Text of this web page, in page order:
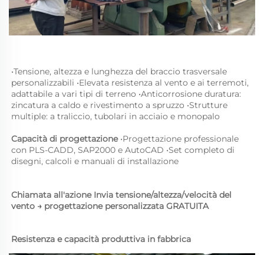
•Tensione, altezza e lunghezza del braccio trasversale
personalizzabili •Elevata resistenza al vento e ai terremoti,
adattabile a vari tipi di terreno •Anticorrosione duratura:
zincatura a caldo e rivestimento a spruzzo •Strutture
multiple: a traliccio, tubolari in acciaio e monopalo
Capacità di progettazione •Progettazione professionale
con PLS-CADD, SAP2000 e AutoCAD •Set completo di
disegni, calcoli e manuali di installazione
Chiamata all'azione Invia tensione/altezza/velocità del
vento → progettazione personalizzata GRATUITA
Resistenza e capacità produttiva in fabbrica